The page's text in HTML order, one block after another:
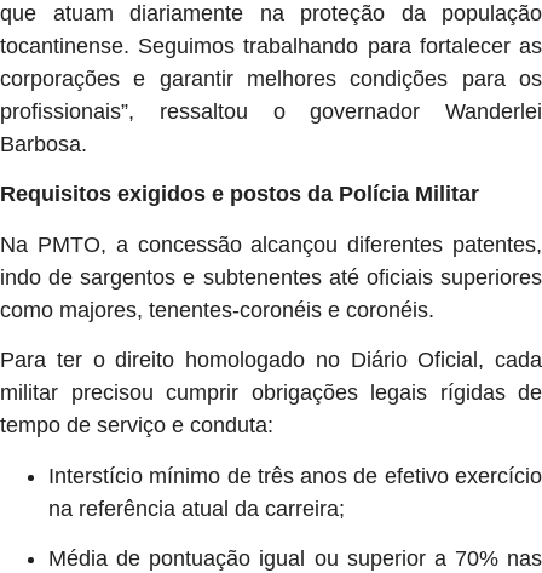
que atuam diariamente na proteção da população
tocantinense. Seguimos trabalhando para fortalecer as
corporações e garantir melhores condições para os
profissionais”, ressaltou o governador Wanderlei
Barbosa.
Requisitos exigidos e postos da Polícia Militar
Na PMTO, a concessão alcançou diferentes patentes,
indo de sargentos e subtenentes até oficiais superiores
como majores, tenentes-coronéis e coronéis.
Para ter o direito homologado no Diário Oficial, cada
militar precisou cumprir obrigações legais rígidas de
tempo de serviço e conduta:
Interstício mínimo de três anos de efetivo exercício
na referência atual da carreira;
Média de pontuação igual ou superior a 70% nas